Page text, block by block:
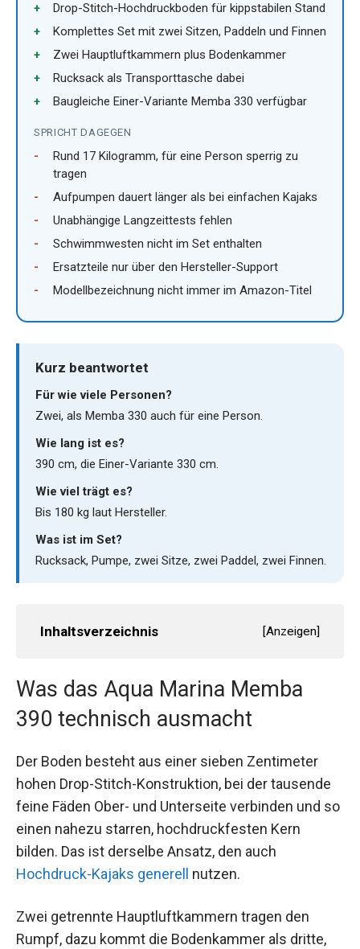
Drop-Stitch-Hochdruckboden für kippstabilen Stand
Komplettes Set mit zwei Sitzen, Paddeln und Finnen
Zwei Hauptluftkammern plus Bodenkammer
Rucksack als Transporttasche dabei
Baugleiche Einer-Variante Memba 330 verfügbar
SPRICHT DAGEGEN
Rund 17 Kilogramm, für eine Person sperrig zu
tragen
Aufpumpen dauert länger als bei einfachen Kajaks
Unabhängige Langzeittests fehlen
Schwimmwesten nicht im Set enthalten
Ersatzteile nur über den Hersteller-Support
Modellbezeichnung nicht immer im Amazon-Titel
Kurz beantwortet
Für wie viele Personen?
Zwei, als Memba 330 auch für eine Person.
Wie lang ist es?
390 cm, die Einer-Variante 330 cm.
Wie viel trägt es?
Bis 180 kg laut Hersteller.
Was ist im Set?
Rucksack, Pumpe, zwei Sitze, zwei Paddel, zwei Finnen.
Inhaltsverzeichnis [Anzeigen]
Was das Aqua Marina Memba
390 technisch ausmacht
Der Boden besteht aus einer sieben Zentimeter
hohen Drop-Stitch-Konstruktion, bei der tausende
feine Fäden Ober- und Unterseite verbinden und so
einen nahezu starren, hochdruckfesten Kern
bilden. Das ist derselbe Ansatz, den auch
Hochdruck-Kajaks generell
nutzen.
Zwei getrennte Hauptluftkammern tragen den
Rumpf, dazu kommt die Bodenkammer als dritte,